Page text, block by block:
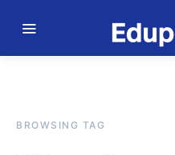
BROWSING TAG